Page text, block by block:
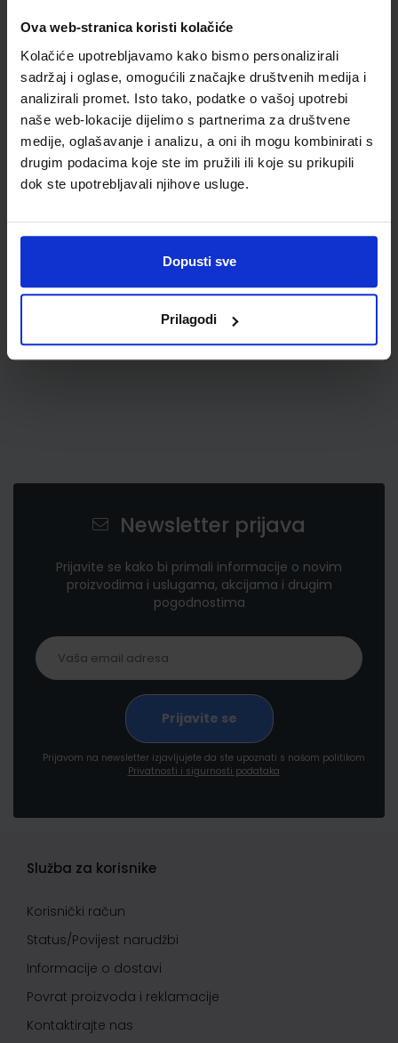
Ova web-stranica koristi kolačiće
Kolačiće upotrebljavamo kako bismo personalizirali
sadržaj i oglase, omogućili značajke društvenih medija i
analizirali promet. Isto tako, podatke o vašoj upotrebi
naše web-lokacije dijelimo s partnerima za društvene
medije, oglašavanje i analizu, a oni ih mogu kombinirati s
drugim podacima koje ste im pružili ili koje su prikupili
dok ste upotrebljavali njihove usluge.
Dopusti sve
Prilagodi
600x211; tip 435
Newsletter prijava
Prijavite se kako bi primali informacije o novim
proizvodima i uslugama, akcijama i drugim
pogodnostima
Prijavom na newsletter izjavljujete da ste upoznati s našom politikom
Privatnosti i sigurnosti podataka
Služba za korisnike
Korisnički račun
Status/Povijest narudžbi
Informacije o dostavi
Povrat proizvoda i reklamacije
Kontaktirajte nas